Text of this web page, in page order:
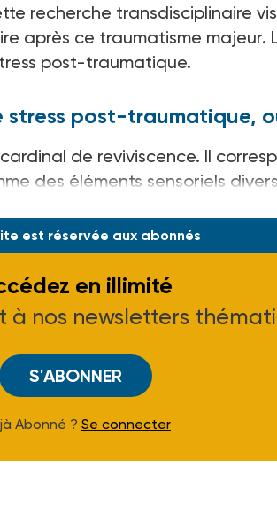
recherche transdisciplinaire
après ce traumatisme majeur.
post-traumatique.
stress post-traumatique,
de reviviscence. Il
des éléments sensoriels
est réservée aux abonnés
en illimité
à nos newsletters
S'ABONNER
Abonné ? Se connecter